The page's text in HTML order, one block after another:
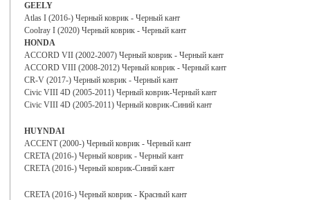
GEELY
Atlas I (2016-) Черный коврик - Черный кант
Coolray I (2020) Черный коврик - Черный кант
HONDA
ACCORD VII (2002-2007) Черный коврик - Черный кант
ACCORD VIII (2008-2012) Черный коврик - Черный кант
CR-V (2017-) Черный коврик - Черный кант
Civic VIII 4D (2005-2011) Черный коврик-Черный кант
Civic VIII 4D (2005-2011) Черный коврик-Синий кант
HUYNDAI
ACCENT (2000-) Черный коврик - Черный кант
CRETA (2016-) Черный коврик - Черный кант
CRETA (2016-) Черный коврик-Синий кант
CRETA (2016-) Черный коврик - Красный кант